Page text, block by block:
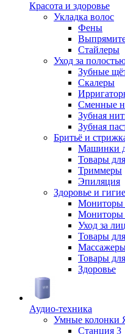
Красота и здоровье
Укладка волос
Фены
Стайлеры
Уход за
Зубные
Скалеры
Сменные
Зубная
Зубная
Бритьё и
Машинки
Товары
Триммеры
Эпиляция
Здоровье и
Мониторы
Мониторы
Уход за
Товары
Товары
Здоровье
Аудио-техника
Умные колонки
Станция 3